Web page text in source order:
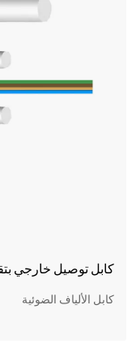
كابل توصيل خارجي
كابل الألياف الضوئية